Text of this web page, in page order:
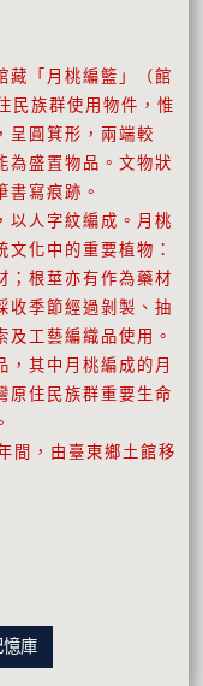
「月桃編籃」（館
民族群使用物件，惟
呈圓箕形，兩端較
為盛置物品。文物狀
書寫痕跡。
人字紋編成。月桃
化中的重要植物：
；根莖亦有作為藥材
收季節經過剝製、抽
工藝編織品使用。
，其中月桃編成的月
原住民族群重要生命
，由臺東鄉土館移
憶庫